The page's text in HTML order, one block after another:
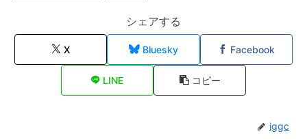
シェアする
X Bluesky Facebook
LINE コピー
iggc